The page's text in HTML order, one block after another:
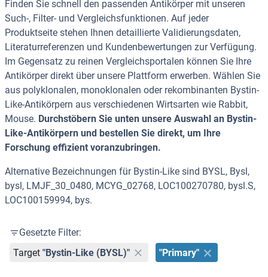
Finden Sie schnell den passenden Antikörper mit unseren
Such-, Filter- und Vergleichsfunktionen. Auf jeder
Produktseite stehen Ihnen detaillierte Validierungsdaten,
Literaturreferenzen und Kundenbewertungen zur Verfügung.
Im Gegensatz zu reinen Vergleichsportalen können Sie Ihre
Antikörper direkt über unsere Plattform erwerben. Wählen Sie
aus polyklonalen, monoklonalen oder rekombinanten Bystin-
Like-Antikörpern aus verschiedenen Wirtsarten wie Rabbit,
Mouse. Durchstöbern Sie unten unsere Auswahl an Bystin-
Like-Antikörpern und bestellen Sie direkt, um Ihre
Forschung effizient voranzubringen.
Alternative Bezeichnungen für Bystin-Like sind BYSL, Bysl,
bysl, LMJF_30_0480, MCYG_02768, LOC100270780, bysl.S,
LOC100159994, bys.
Gesetzte Filter:
Target "Bystin-Like (BYSL)" "Primary"